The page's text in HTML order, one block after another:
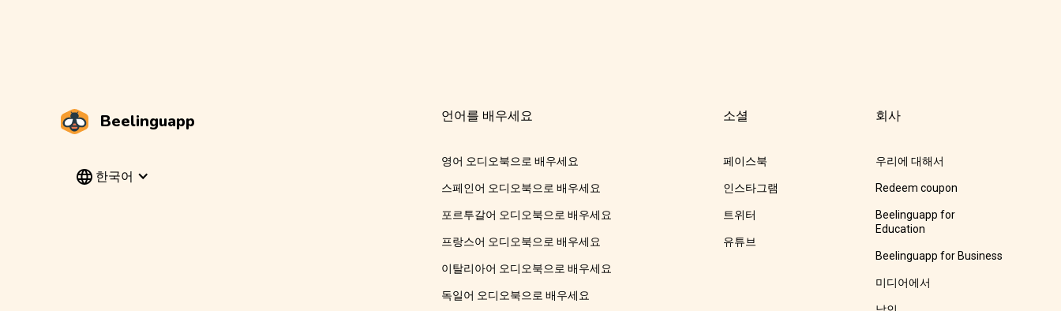
Beelinguapp
한국어
언어를 배우세요
영어 오디오북으로 배우세요
스페인어 오디오북으로 배우세요
포르투갈어 오디오북으로 배우세요
프랑스어 오디오북으로 배우세요
이탈리아어 오디오북으로 배우세요
독일어 오디오북으로 배우세요
소셜
페이스북
인스타그램
트위터
유튜브
회사
우리에 대해서
Redeem coupon
Beelinguapp for
Education
Beelinguapp for Business
미디어에서